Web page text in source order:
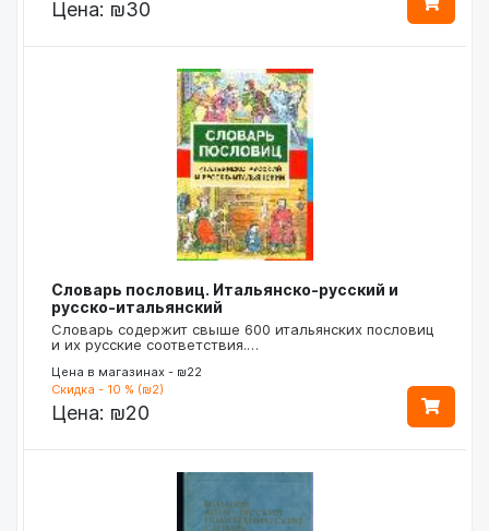
Цена: ₪30
Словарь пословиц. Итальянско-русский и
русско-итальянский
Словарь содержит свыше 600 итальянских пословиц
и их русские соответствия.…
Цена в магазинах - ₪22
Скидка - 10 % (₪2)
Цена: ₪20